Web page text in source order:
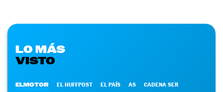
LO MÁS
VISTO
ELMOTOR EL HUFFPOST EL PAÍS AS CADENA SER